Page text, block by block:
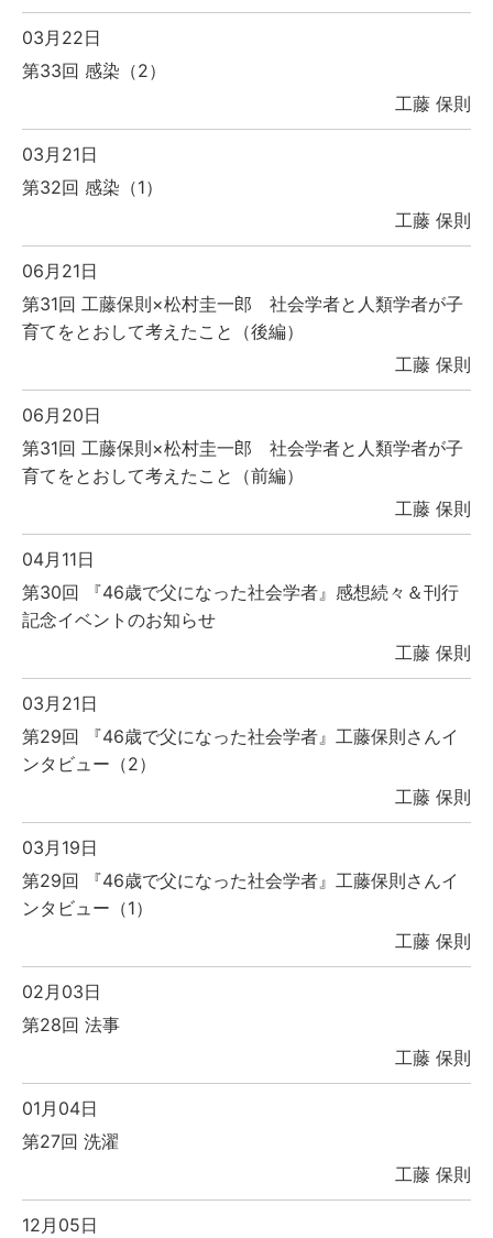
03月22日
第33回 感染（2）
工藤 保則
03月21日
第32回 感染（1）
工藤 保則
06月21日
第31回 工藤保則×松村圭一郎 社会学者と人類学者が子
育てをとおして考えたこと（後編）
工藤 保則
06月20日
第31回 工藤保則×松村圭一郎 社会学者と人類学者が子
育てをとおして考えたこと（前編）
工藤 保則
04月11日
第30回 『46歳で父になった社会学者』感想続々＆刊行
記念イベントのお知らせ
工藤 保則
03月21日
第29回 『46歳で父になった社会学者』工藤保則さんイ
ンタビュー（2）
工藤 保則
03月19日
第29回 『46歳で父になった社会学者』工藤保則さんイ
ンタビュー（1）
工藤 保則
02月03日
第28回 法事
工藤 保則
01月04日
第27回 洗濯
工藤 保則
12月05日